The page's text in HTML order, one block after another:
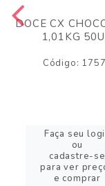
DOCE CX
1,01KG
Código:
Faça seu
ou
cadastre-se
para ver
e comprar